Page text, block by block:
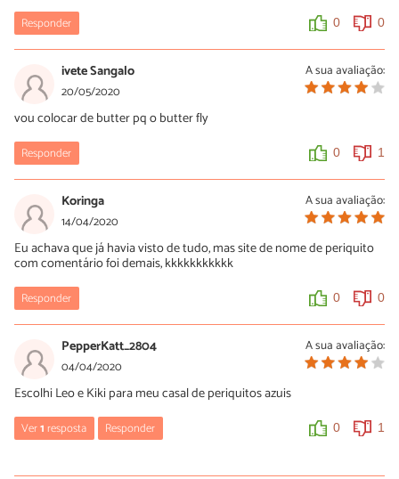
Responder 0 0
A sua avaliação:
ivete Sangalo
20/05/2020
vou colocar de butter pq o butter fly
Responder 0 1
A sua avaliação:
Koringa
14/04/2020
Eu achava que já havia visto de tudo, mas site de nome de periquito
com comentário foi demais, kkkkkkkkkkk
Responder 0 0
A sua avaliação:
PepperKatt_2804
04/04/2020
Escolhi Leo e Kiki para meu casal de periquitos azuis
Ver1resposta Responder 0 1